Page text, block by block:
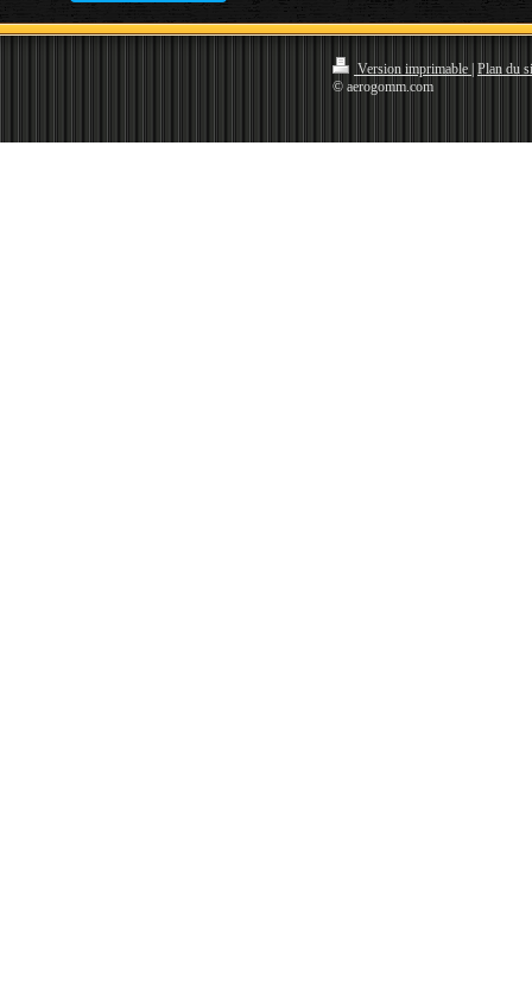
Version imprimable Plan du
© aerogomm.com